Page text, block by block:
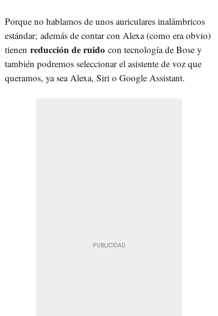
Porque no hablamos de unos auriculares inalámbricos
estándar; además de contar con Alexa (como era obvio)
tienen reducción de ruido con tecnología de Bose y
también podremos seleccionar el asistente de voz que
queramos, ya sea Alexa, Siri o Google Assistant.